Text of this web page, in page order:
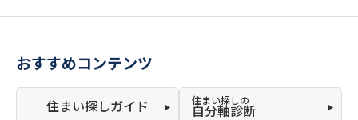
おすすめコンテンツ
住まい探しガイド 住まい探しの
自分軸診断